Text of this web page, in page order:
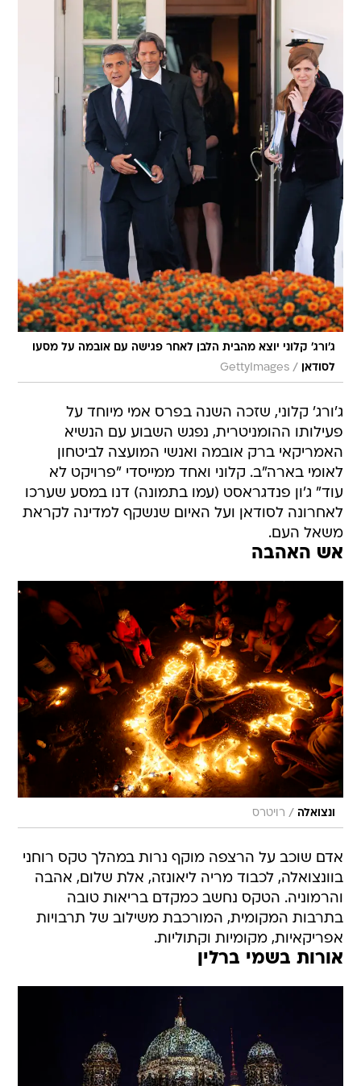
ג'ורג' קלוני יוצא מהבית הלבן לאחר פגישה עם אובמה על מסעו
לסודאן
/
GettyImages
ג'ורג' קלוני, שזכה השנה בפרס אמי מיוחד על
פעילותו ההומניטרית, נפגש השבוע עם הנשיא
האמריקאי ברק אובמה ואנשי המועצה לביטחון
לאומי בארה"ב. קלוני ואחד ממייסדי "פרויקט לא
עוד" ג'ון פנדגראסט (עמו בתמונה) דנו במסע שערכו
לאחרונה לסודאן ועל האיום שנשקף למדינה לקראת
משאל העם.
אש האהבה
ונצואלה / רויטרס
אדם שוכב על הרצפה מוקף נרות במהלך טקס רוחני
בוונצואלה, לכבוד מריה ליאונזה, אלת שלום, אהבה
והרמוניה. הטקס נחשב כמקדם בריאות טובה
בתרבות המקומית, המורכבת משילוב של תרבויות
אפריקאיות, מקומיות וקתוליות.
אורות בשמי ברלין